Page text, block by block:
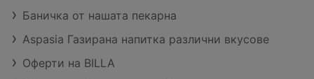
Баничка от нашата пекарна
Aspasia Газирана напитка различни вкусове
Оферти на BILLA